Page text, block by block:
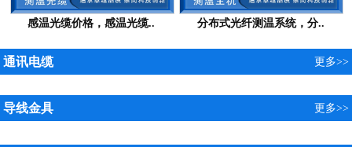
感温光缆价格，感温光缆.. 分布式光纤测温系统，分..
通讯电缆 更多>>
导线金具 更多>>